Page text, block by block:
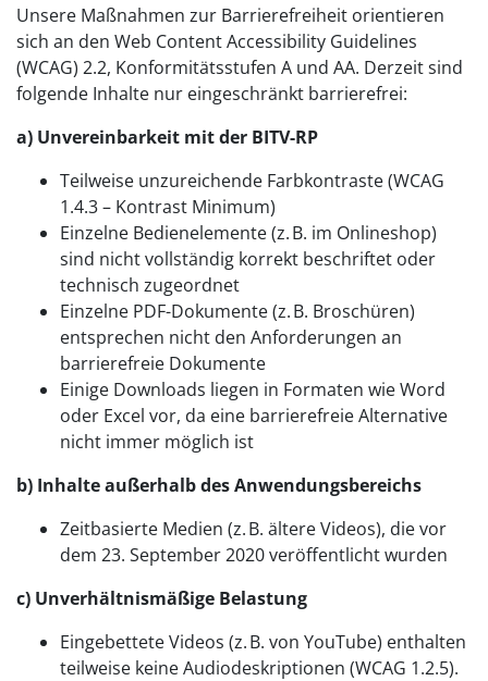
Unsere Maßnahmen zur Barrierefreiheit orientieren
sich an den Web Content Accessibility Guidelines
(WCAG) 2.2, Konformitätsstufen A und AA. Derzeit sind
folgende Inhalte nur eingeschränkt barrierefrei:
a) Unvereinbarkeit mit der BITV-RP
Teilweise unzureichende Farbkontraste (WCAG
1.4.3 – Kontrast Minimum)
Einzelne Bedienelemente (z. B. im Onlineshop)
sind nicht vollständig korrekt beschriftet oder
technisch zugeordnet
Einzelne PDF-Dokumente (z. B. Broschüren)
entsprechen nicht den Anforderungen an
barrierefreie Dokumente
Einige Downloads liegen in Formaten wie Word
oder Excel vor, da eine barrierefreie Alternative
nicht immer möglich ist
b) Inhalte außerhalb des Anwendungsbereichs
Zeitbasierte Medien (z. B. ältere Videos), die vor
dem 23. September 2020 veröffentlicht wurden
c) Unverhältnismäßige Belastung
Eingebettete Videos (z. B. von YouTube) enthalten
teilweise keine Audiodeskriptionen (WCAG 1.2.5).